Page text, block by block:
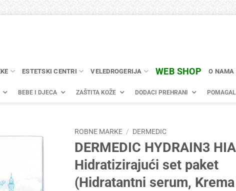
ESTETSKI CENTRI VELEDROGERIJA WEB SHOP O NAMA
BEBE I DJECA ZAŠTITA KOŽE DODACI PREHRANI
ROBNE MARKE / DERMEDIC
DERMEDIC HYDRAIN3
Hidratizirajući set paket
(Hidratantni serum,